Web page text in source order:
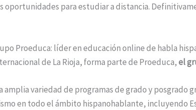
oportunidades para estudiar a distancia.
Proeduca: líder en educación online de habla
de La Rioja, forma parte de Proeduca,el
amplia variedad de programas de grado y posgrado
en todo el ámbito hispanohablante, incluyendo